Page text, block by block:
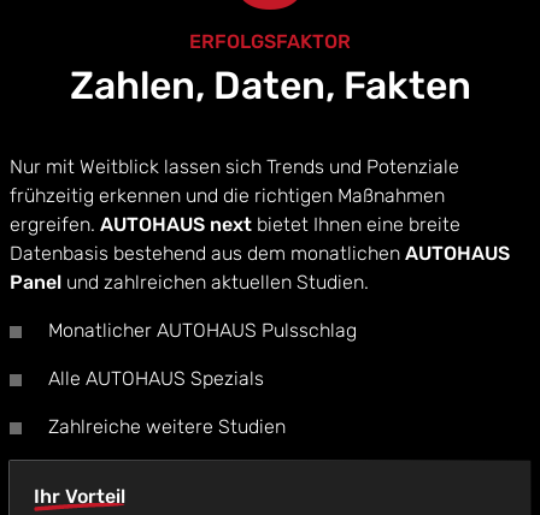
ERFOLGSFAKTOR
Zahlen, Daten, Fakten
Nur mit Weitblick lassen sich Trends und Potenziale
frühzeitig erkennen und die richtigen Maßnahmen
ergreifen. AUTOHAUS next bietet Ihnen eine breite
Datenbasis bestehend aus dem monatlichen AUTOHAUS
Panel und zahlreichen aktuellen Studien.
Monatlicher AUTOHAUS Pulsschlag
Alle AUTOHAUS Spezials
Zahlreiche weitere Studien
Ihr Vorteil